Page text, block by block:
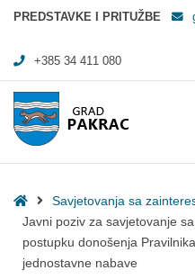
Javni poziv za savjetovanje sa
PREDSTAVKE I PRITUŽBE
+385 34 411 080
HomeSavjetovanja sa
Javni poziv za savjetovanje
postupku donošenja
jednostavne nabave